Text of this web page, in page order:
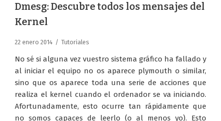
Dmesg: Descubre todos los mensajes del
Kernel
22 enero 2014 Tutoriales
No sé si alguna vez vuestro sistema gráfico ha fallado y
al iniciar el equipo no os aparece plymouth o similar,
sino que os aparece toda una serie de acciones que
realiza el kernel cuando el ordenador se va iniciando.
Afortunadamente, esto ocurre tan rápidamente que
no somos capaces de leerlo (o al menos yo). Esto